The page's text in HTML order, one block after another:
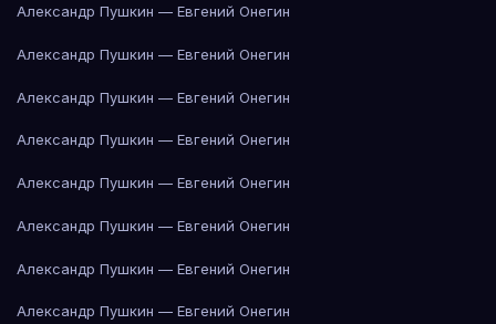
Александр Пушкин — Евгений Онегин
Александр Пушкин — Евгений Онегин
Александр Пушкин — Евгений Онегин
Александр Пушкин — Евгений Онегин
Александр Пушкин — Евгений Онегин
Александр Пушкин — Евгений Онегин
Александр Пушкин — Евгений Онегин
Александр Пушкин — Евгений Онегин